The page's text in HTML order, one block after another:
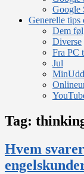
Google
Generelle tips
Dem
Diverse
Fra PC
Jul
Tag:
Hvem